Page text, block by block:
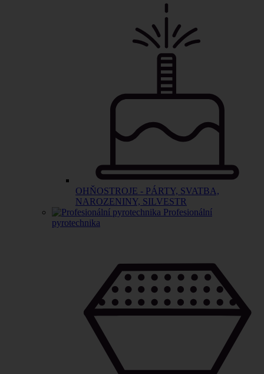
OHŇOSTROJE - PÁRTY, SVATBA,
NAROZENINY, SILVESTR
Profesionální
pyrotechnika